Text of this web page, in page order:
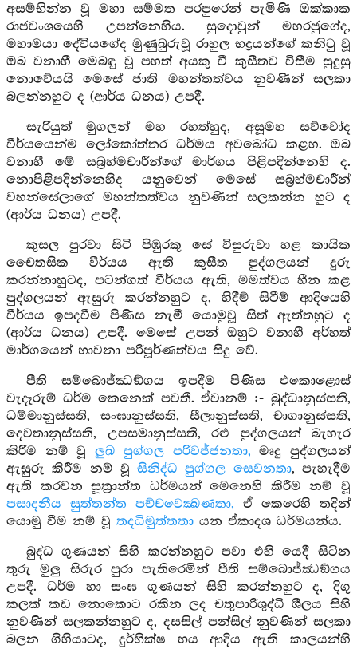
අසම්භින්න වූ මහා සම්මත පරපුරෙන් පැමිණි ඔක්කාක
රාජවංශයෙහි උපන්නෙහිය. සුදොවුන් මහරජුගේද,
මහාමයා දේවියගේද මුණුබුරුවූ රාහුල භද්‍රයන්ගේ කනිටු වූ
ඔබ වනාහී මෙබඳු වූ පහත් අයකු වී කුසීතව විසීම සුදුසු
නොවේයයි මෙසේ ජාති මහන්තත්වය නුවණින් සලකා
බලන්නහුට ද (ආර්ය ධනය) උපදී.
සැරියුත් මුගලන් මහ රහත්හුද, අසූමහ සව්වෝද
වීර්යයෙන්ම ලෝකෝත්තර ධර්මය අවබෝධ කළහ. ඔබ
වනාහී මේ සබ්‍රහ්මචාරීන්ගේ මාර්ගය පිළිපදින්නෙහි ද.
නොපිළිපදින්නෙහිද යනුවෙන් මෙසේ සබ්‍රහ්මචාරීන්
වහන්සේලාගේ මහන්තත්වය නුවණින් සලකන්න හුට ද
(ආර්ය ධනය) උපදී.
කුසල පුරවා සිටි පිඹුරකු සේ විසුරුවා හළ කායික
චෛතසික වීර්යය ඇති කුසීත පුද්ගලයන් දුරු
කරන්නාහුටද, පටන්ගත් වීර්යය ඇති, මමත්වය හීන කළ
පුද්ගලයන් ඇසුරු කරන්නහුට ද, හිදීම් සිටීම් ආදියෙහි
වීර්යය ඉපදවීම පිණිස නැමී යොමුවූ සිත් ඇත්තහුට ද
(ආර්ය ධනය) උපදී. මෙසේ උපන් ඔහුට වනාහී අර්හත්
මාර්ගයෙන් භාවනා පරිපූර්ණත්වය සිදු වේ.
පීති සම්බොජ්ඣඞ්ගය ඉපදීම පිණිස එකොළොස්
වැදෑරුම් ධර්ම කෙනෙක් පවතී. ඒවානම් :- බුද්ධානුස්සති,
ධම්මානුස්සති, සංඝානුස්සති, සීලානුස්සති, චාගානුස්සති,
දෙවතානුස්සති, උපසමානුස්සති, රළු පුද්ගලයන් බැහැර
කිරීම නම් වූලුඛ පුග්ගල පරිවජ්ජනතා, මෘදු පුද්ගලයන්
ඇසුරු කිරීම නම් වූසිනිද්ධ පුග්ගල සෙවනතා, පැහැදීම
ඇති කරවන සූත්‍රාන්ත ධර්මයන් මෙනෙහි කිරීම නම් වූ
පසාදනීය සුත්තන්ත පච්චවෙක්‍ඛණතා, ඒ කෙරෙහි තදින්
යොමු වීම නම් වූ තදධිමුත්තතා යන ඒකාදශ ධර්මයන්ය.
බුද්ධ ගුණයන් සිහි කරන්නහුට පවා එහි යෙදී සිටින
තුරු මුලු සිරුර පුරා පැතිරෙමින් පීති සම්බොජ්ඣඞ්ගය
උපදී. ධර්ම හා සංඝ ගුණයන් සිහි කරන්නහුට ද, දිගු
කලක් කඩ නොකොට රකින ලද චතුපාරිශුද්ධි ශීලය සිහි
නුවණින් සලකන්නහුට ද, දසසිල් පන්සිල් නුවණින් සලකා
බලන ගිහියාටද, දුර්භික්ෂ භය ආදිය ඇති කාලයන්හි